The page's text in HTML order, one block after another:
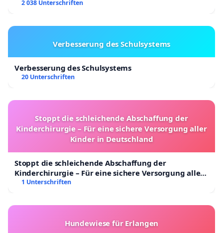
2 038 Unterschriften
Verbesserung des Schulsystems
Verbesserung des Schulsystems
20 Unterschriften
Stoppt die schleichende Abschaffung der
Kinderchirurgie – Für eine sichere Versorgung aller
Kinder in Deutschland
Stoppt die schleichende Abschaffung der
Kinderchirurgie – Für eine sichere Versorgung aller
Kinder in Deutschland
1 Unterschriften
Hundewiese für Erlangen